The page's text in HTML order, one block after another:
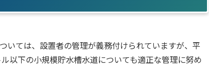
ては、設置者の管理が義務付けられていますが、平
以下の小規模貯水槽水道についても適正な管理に努め